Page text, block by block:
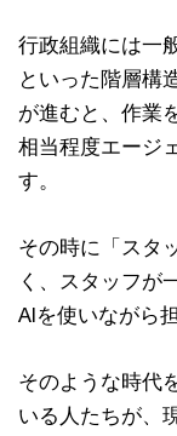
行政組織には一
といった階層構
が進むと、作業
相当程度エージ
す。
その時に「スタ
く、スタッフが
AIを使いながら
そのような時代
いる人たちが、